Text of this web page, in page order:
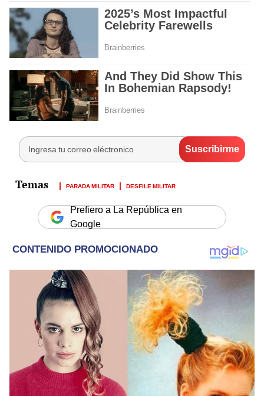
PARADA MILITAR DESFILE MILITAR
Prefiero a La República en
Google